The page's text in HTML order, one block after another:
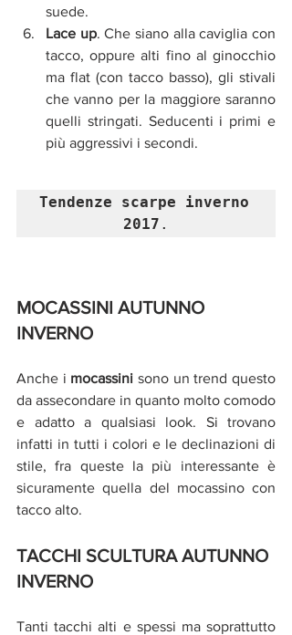
suede.
Lace up. Che siano alla caviglia con
tacco, oppure alti fino al ginocchio
ma flat (con tacco basso), gli stivali
che vanno per la maggiore saranno
quelli stringati. Seducenti i primi e
più aggressivi i secondi.
Tendenze scarpe inverno
2017 .
MOCASSINI AUTUNNO
INVERNO
Anche i mocassini sono un trend questo
da assecondare in quanto molto comodo
e adatto a qualsiasi look. Si trovano
infatti in tutti i colori e le declinazioni di
stile, fra queste la più interessante è
sicuramente quella del mocassino con
tacco alto.
TACCHI SCULTURA AUTUNNO
INVERNO
Tanti tacchi alti e spessi ma soprattutto